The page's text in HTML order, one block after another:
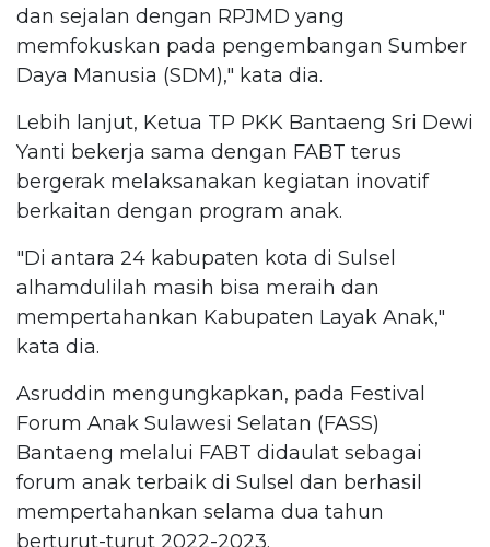
dan sejalan dengan RPJMD yang
memfokuskan pada pengembangan Sumber
Daya Manusia (SDM)," kata dia.
Lebih lanjut, Ketua TP PKK Bantaeng Sri Dewi
Yanti bekerja sama dengan FABT terus
bergerak melaksanakan kegiatan inovatif
berkaitan dengan program anak.
"Di antara 24 kabupaten kota di Sulsel
alhamdulilah masih bisa meraih dan
mempertahankan Kabupaten Layak Anak,"
kata dia.
Asruddin mengungkapkan, pada Festival
Forum Anak Sulawesi Selatan (FASS)
Bantaeng melalui FABT didaulat sebagai
forum anak terbaik di Sulsel dan berhasil
mempertahankan selama dua tahun
berturut-turut 2022-2023.